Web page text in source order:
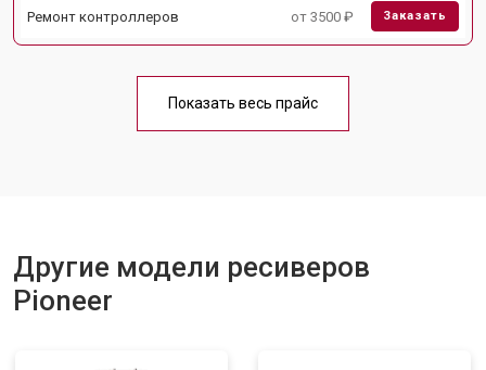
Ремонт контроллеров от 3500 ₽ Заказать
Показать весь прайс
Другие модели ресиверов
Pioneer